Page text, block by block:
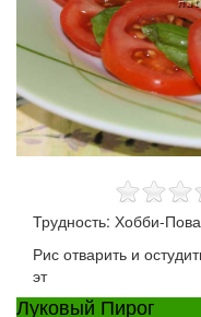
Трудность: Хобби-
Рис отварить и
эт
Луковый Пирог